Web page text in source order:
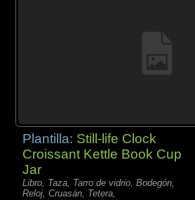
Plantilla: Still-life Clock
Croissant Kettle Book Cup
Jar
Libro, Taza, Tarro de vidrio, Bodegón,
Reloj, Cruasán, Tetera,